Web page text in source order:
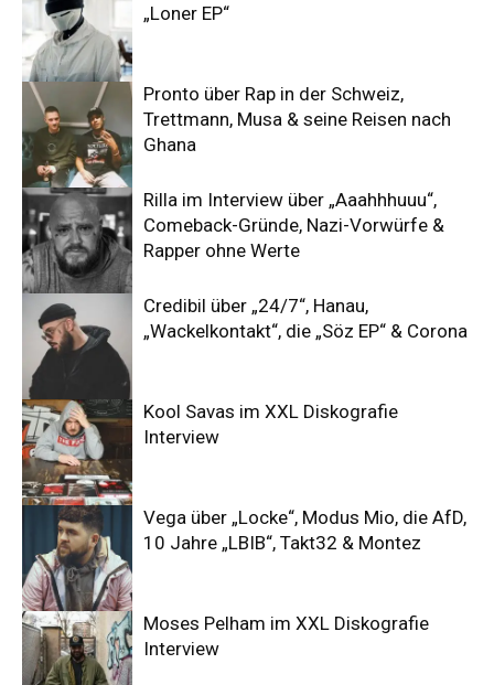
„Loner EP“
Pronto über Rap in der Schweiz,
Trettmann, Musa & seine Reisen nach
Ghana
Rilla im Interview über „Aaahhhuuu“,
Comeback-Gründe, Nazi-Vorwürfe &
Rapper ohne Werte
Credibil über „24/7“, Hanau,
„Wackelkontakt“, die „Söz EP“ & Corona
Kool Savas im XXL Diskografie
Interview
Vega über „Locke“, Modus Mio, die AfD,
10 Jahre „LBIB“, Takt32 & Montez
Moses Pelham im XXL Diskografie
Interview